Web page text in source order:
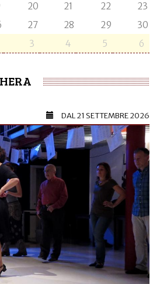
20 21 22
23
27 28 29
30
3 4 5 6
DAL21 SETTEMBRE 2026